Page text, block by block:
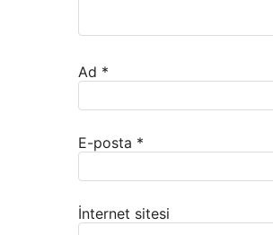
Ad *
E-posta *
İnternet sitesi